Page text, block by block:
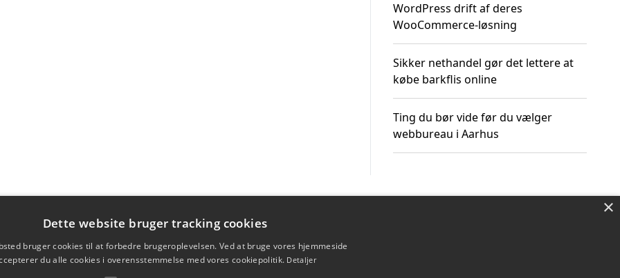
WordPress drift af deres
WooCommerce-løsning
Sikker nethandel gør det lettere at
købe barkflis online
Ting du bør vide før du vælger
webbureau i Aarhus
×
Dette website bruger tracking cookies
bruger cookies til at forbedre brugeroplevelsen. Ved at bruge vores hjemmeside
du alle cookies i overensstemmelse med vores cookiepolitik. Detaljer